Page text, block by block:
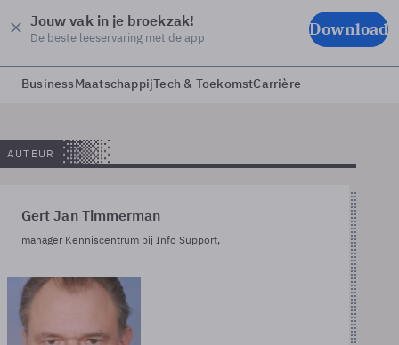
Jouw vak in je broekzak!
De beste leeservaring met de app Download
BusinessMaatschappijTech & ToekomstCarrière
AUTEUR
Gert Jan Timmerman
manager Kenniscentrum bij Info Support,